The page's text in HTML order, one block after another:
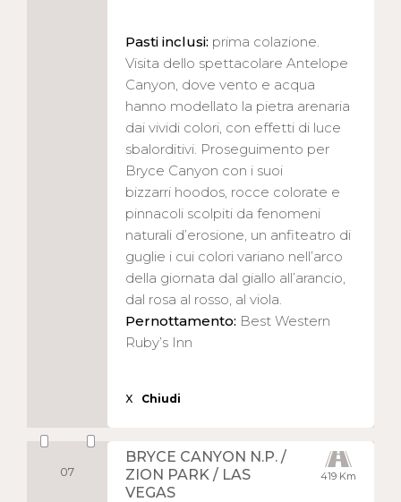
Pasti inclusi: prima colazione.
Visita dello spettacolare Antelope
Canyon, dove vento e acqua
hanno modellato la pietra arenaria
dai vividi colori, con effetti di luce
sbalorditivi. Proseguimento per
Bryce Canyon con i suoi
bizzarri hoodos, rocce colorate e
pinnacoli scolpiti da fenomeni
naturali d’erosione, un anfiteatro di
guglie i cui colori variano nell’arco
della giornata dal giallo all’arancio,
dal rosa al rosso, al viola.
Pernottamento: Best Western
Ruby’s Inn
X Chiudi
07 419 Km
BRYCE CANYON N.P. /
ZION PARK / LAS
VEGAS